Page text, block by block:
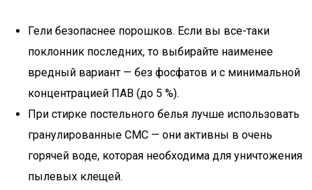
Гели безопаснее порошков. Если вы все-таки
поклонник последних, то выбирайте наименее
вредный вариант — без фосфатов и с минимальной
концентрацией ПАВ (до 5 %).
При стирке постельного белья лучше использовать
гранулированные СМС — они активны в очень
горячей воде, которая необходима для уничтожения
пылевых клещей.